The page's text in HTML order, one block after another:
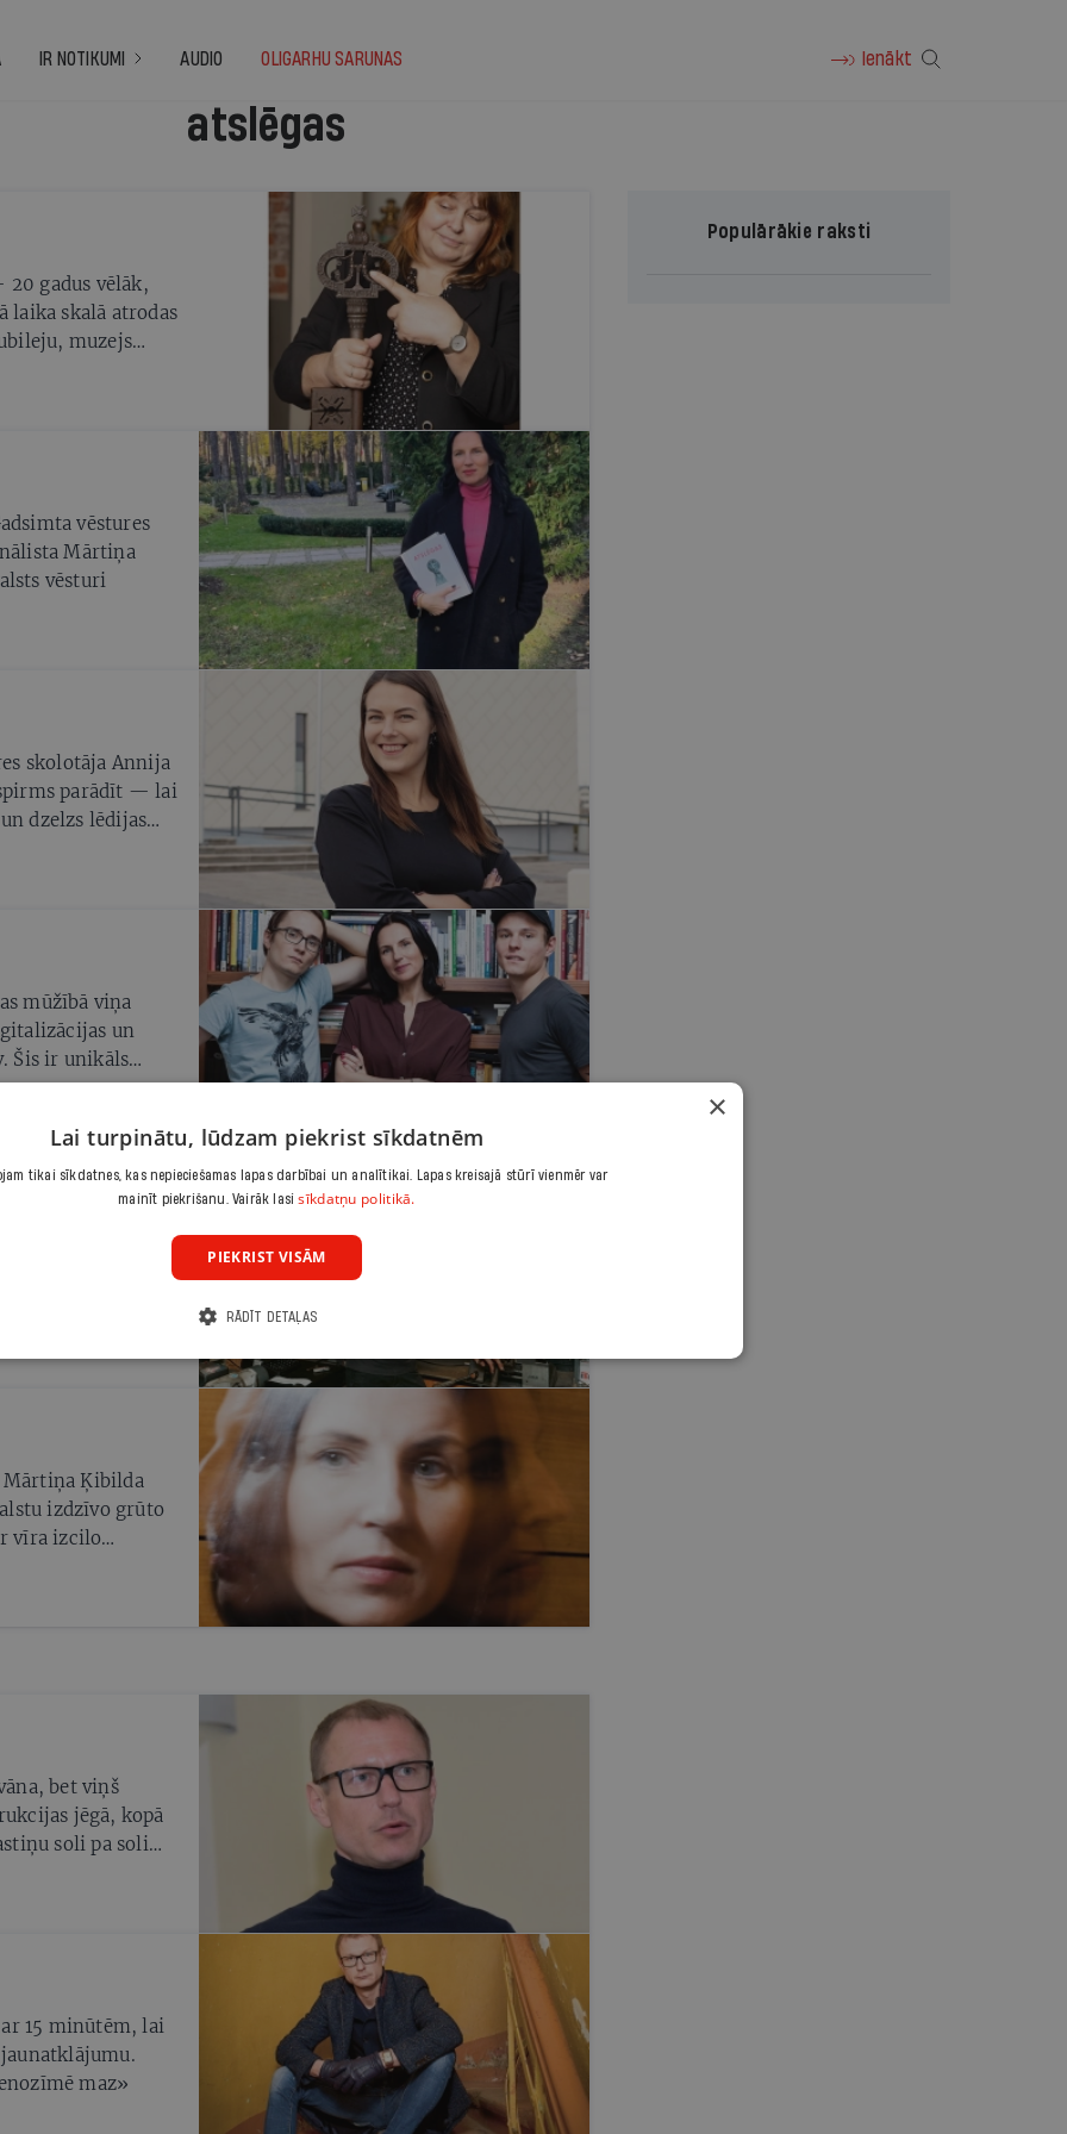
IR NOTIKUMI AUDIO OLIGARHU SARUNAS Ienākt
atslēgas
gadus vēlāk,
laika skalā atrodas
muzejs
vēstures
Mārtiņa
vēsturi
skolotāja Annija
parādīt — lai
dzelzs lēdijas
mūžībā viņa
un
Šis ir unikāls
kļūt par nozīmīgu
Sieva mājās
asinis.
‘paradīzes
Kad viņi
Tehniskajā
viņš atceras.
mammas
rubli dienā.
bija atslēgu
Mārtiņa Ķibilda
izdzīvo grūto
vīra izcilo
Populārākie raksti
bet viņš
jēgā, kopā
soli pa solim
15 minūtēm, lai
maz»
×
Lai turpinātu, lūdzam piekrist sīkdatnēm
tikai sīkdatnes, kas nepieciešamas lapas darbībai un analītikai. Lapas kreisajā stūrī vienmēr var
mainīt piekrišanu. Vairāk lasisīkdatņu politikā.
PIEKRIST VISĀM
RĀDĪT DETAĻAS